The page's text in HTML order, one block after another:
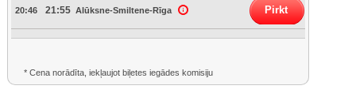
20:46 21:55 Alūksne-Smiltene-Rīga Pirkt
* Cena norādīta, iekļaujot biļetes iegādes komisiju